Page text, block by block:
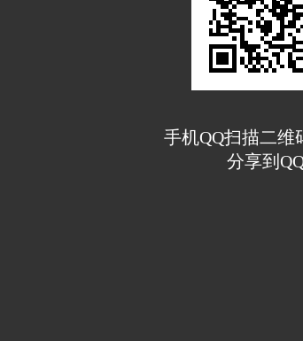
手机QQ扫描二维
分享到